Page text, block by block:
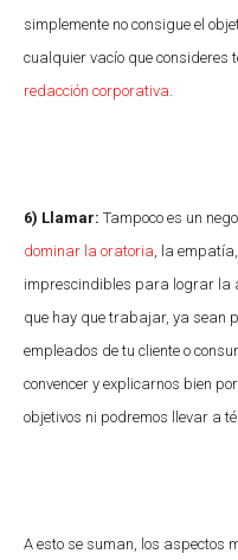
simplemente no consigue el
cualquier vacío que consideres
redacción corporativa
6) Llamar: Tampoco es un
dominar la oratoria , la
imprescindibles para lograr la
que hay que trabajar, ya sean
empleados de tu cliente o
convencer y explicarnos bien
objetivos ni podremos llevar a
A esto se suman, los aspectos